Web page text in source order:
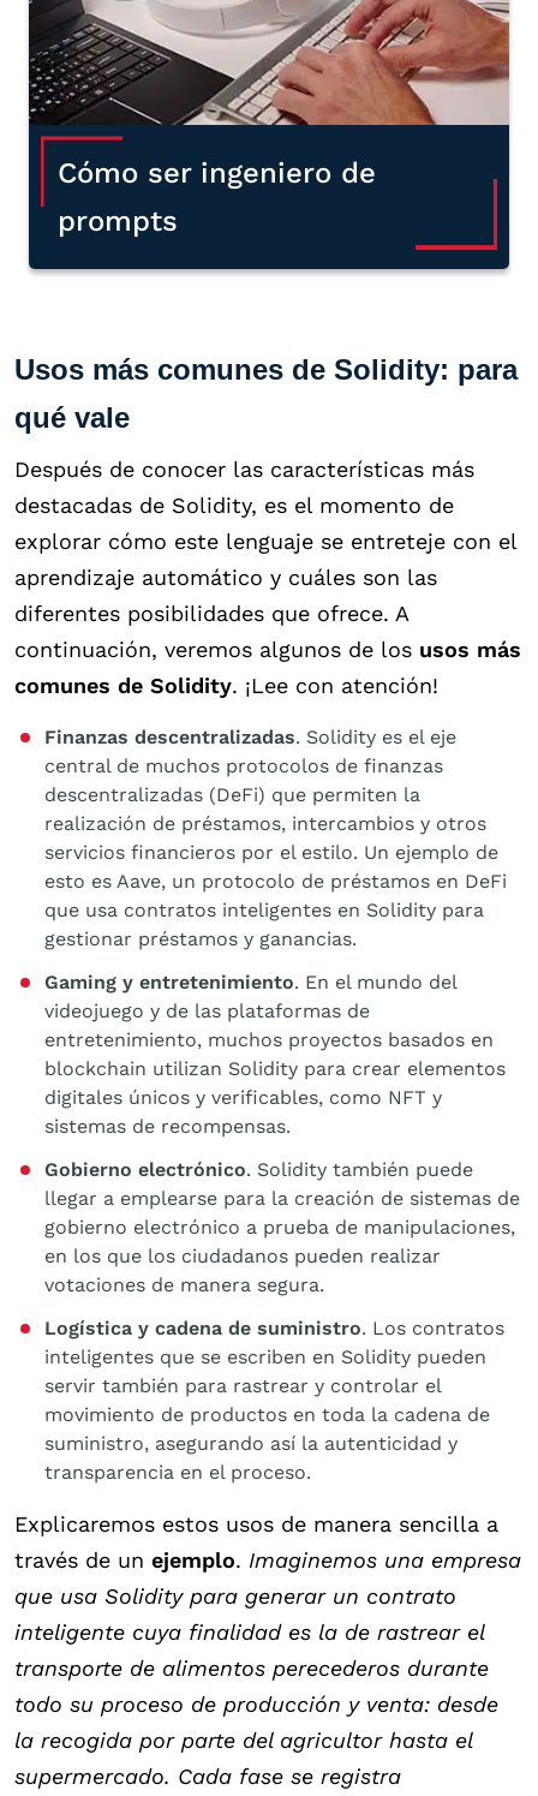
Cómo ser ingeniero de
prompts
Usos más comunes de Solidity: para
qué vale
Después de conocer las características más
destacadas de Solidity, es el momento de
explorar cómo este lenguaje se entreteje con el
aprendizaje automático y cuáles son las
diferentes posibilidades que ofrece. A
continuación, veremos algunos de los usos más
comunes de Solidity. ¡Lee con atención!
Finanzas descentralizadas. Solidity es el eje
central de muchos protocolos de finanzas
descentralizadas (DeFi) que permiten la
realización de préstamos, intercambios y otros
servicios financieros por el estilo. Un ejemplo de
esto es Aave, un protocolo de préstamos en DeFi
que usa contratos inteligentes en Solidity para
gestionar préstamos y ganancias.
Gaming y entretenimiento. En el mundo del
videojuego y de las plataformas de
entretenimiento, muchos proyectos basados en
blockchain utilizan Solidity para crear elementos
digitales únicos y verificables, como NFT y
sistemas de recompensas.
Gobierno electrónico. Solidity también puede
llegar a emplearse para la creación de sistemas de
gobierno electrónico a prueba de manipulaciones,
en los que los ciudadanos pueden realizar
votaciones de manera segura.
Logística y cadena de suministro. Los contratos
inteligentes que se escriben en Solidity pueden
servir también para rastrear y controlar el
movimiento de productos en toda la cadena de
suministro, asegurando así la autenticidad y
transparencia en el proceso.
Explicaremos estos usos de manera sencilla a
través de un ejemplo. Imaginemos una empresa
que usa Solidity para generar un contrato
inteligente cuya finalidad es la de rastrear el
transporte de alimentos perecederos durante
todo su proceso de producción y venta: desde
la recogida por parte del agricultor hasta el
supermercado. Cada fase se registra